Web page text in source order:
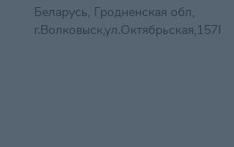
Беларусь, Гродненская обл,
г.Волковыск,ул.Октябрьская,157Р